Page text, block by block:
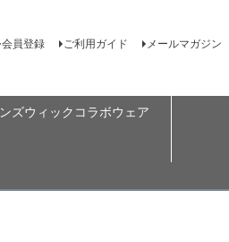
会員登録 ご利用ガイド メールマガジン
ズウィックコラボウェア